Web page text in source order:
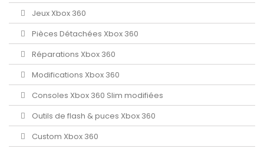
Jeux Xbox 360
Pièces Détachées Xbox 360
Réparations Xbox 360
Modifications Xbox 360
Consoles Xbox 360 Slim modifiées
Outils de flash & puces Xbox 360
Custom Xbox 360